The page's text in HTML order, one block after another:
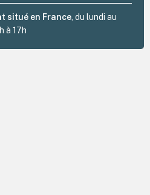
situé en France , du lundi au
à 17h